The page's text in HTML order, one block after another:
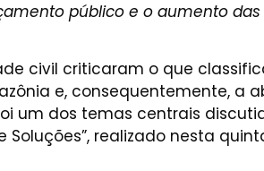
público e o aumento
civil criticaram o que
e, consequentemente, a
um dos temas centrais
realizado nesta